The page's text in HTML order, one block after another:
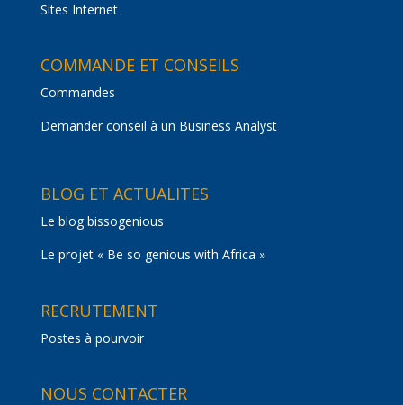
Sites Internet
COMMANDE ET CONSEILS
Commandes
Demander conseil à un Business Analyst
BLOG ET ACTUALITES
Le blog bissogenious
Le projet « Be so genious with Africa »
RECRUTEMENT
Postes à pourvoir
NOUS CONTACTER